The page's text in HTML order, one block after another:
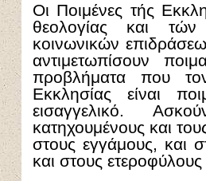
Οι Ποιμένες τής
θεολογίας και τών
κοινωνικών
αντιμετωπίσουν
προβλήματα που
Εκκλησίας είναι
εισαγγελικό.
κατηχουμένους και
στους εγγάμους, και
και στους